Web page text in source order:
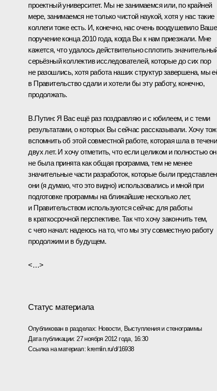
проектный университет. Мы не занимаемся или, по крайней
мере, занимаемся не только чистой наукой, хотя у нас такие
коллеги тоже есть. И, конечно, нас очень воодушевило Ваше
поручение конца 2010 года, когда Вы к нам приезжали. Мне
кажется, что удалось действительно сплотить
серьёзный коллектив исследователей, которые до сих пор
не разошлись, хотя работа наших структур завершена, мы
в Правительство сдали и хотели бы эту работу, конечно,
продолжать.
В.Путин: Я Вас ещё раз поздравляю и с юбилеем, и с теми
результатами, о которых Вы сейчас рассказывали. Хочу
вспомнить об этой совместной работе, которая шла в
двух лет. И хочу отметить, что если целиком и полностью
не была принята как общая программа, тем не менее
значительные части разработок, которые были
они (я думаю, что это видно) использовались и мной при
подготовке программы на ближайшие несколько лет,
и Правительством используются сейчас для работы
в краткосрочной перспективе. Так что хочу закончить тем,
с чего начал: надеюсь на то, что мы эту совместную работу
продолжим и в будущем.
<…>
Статус материала
Опубликован в разделах: Новости, Выступления и стенограммы
Дата публикации: 27 ноября 2012 года, 16:30
Ссылка на материал: kremlin.ru/d/16938